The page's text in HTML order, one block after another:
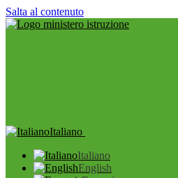
Salta al contenuto
Italiano
Italiano
English